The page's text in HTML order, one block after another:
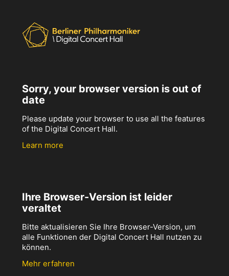
Sorry, your browser version is out of
date
Please update your browser to use all the features
of the Digital Concert Hall.
Learn more
Ihre Browser-Version ist leider
veraltet
Bitte aktualisieren Sie Ihre Browser-Version, um
alle Funktionen der Digital Concert Hall nutzen zu
können.
Mehr erfahren